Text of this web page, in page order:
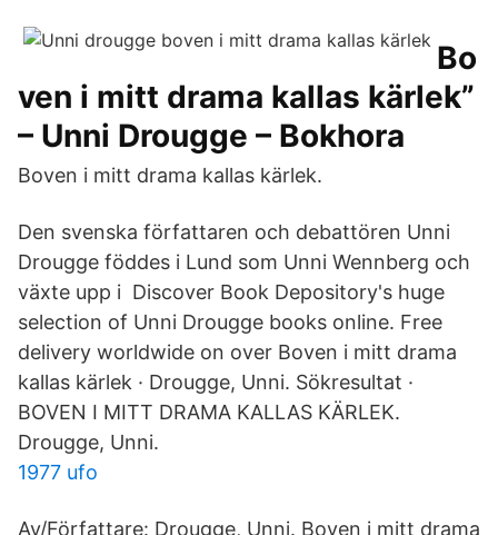
Bo
ven i mitt drama kallas kärlek”
– Unni Drougge – Bokhora
Boven i mitt drama kallas kärlek.
Den svenska författaren och debattören Unni
Drougge föddes i Lund som Unni Wennberg och
växte upp i Discover Book Depository's huge
selection of Unni Drougge books online. Free
delivery worldwide on over Boven i mitt drama
kallas kärlek · Drougge, Unni. Sökresultat ·
BOVEN I MITT DRAMA KALLAS KÄRLEK.
Drougge, Unni.
1977 ufo
Av/Författare: Drougge, Unni. Boven i mitt drama